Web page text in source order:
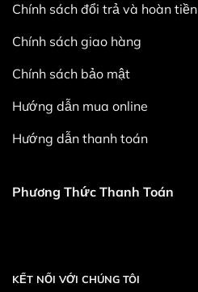
Chính sách đổi trả và hoàn tiền
Chính sách giao hàng
Chính sách bảo mật
Hướng dẫn mua online
Hướng dẫn thanh toán
Phương Thức Thanh Toán
KẾT NỐI VỚI CHÚNG TÔI